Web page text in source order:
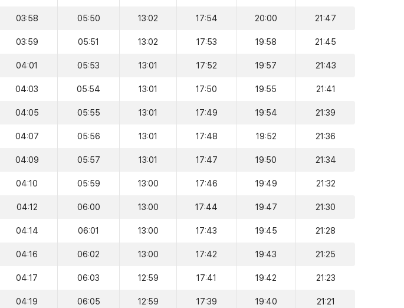
03:58 05:50 13:02 17:54 20:00 21:47
03:59 05:51 13:02 17:53 19:58 21:45
04:01 05:53 13:01 17:52 19:57 21:43
04:03 05:54 13:01 17:50 19:55 21:41
04:05 05:55 13:01 17:49 19:54 21:39
04:07 05:56 13:01 17:48 19:52 21:36
04:09 05:57 13:01 17:47 19:50 21:34
04:10 05:59 13:00 17:46 19:49 21:32
04:12 06:00 13:00 17:44 19:47 21:30
04:14 06:01 13:00 17:43 19:45 21:28
04:16 06:02 13:00 17:42 19:43 21:25
04:17 06:03 12:59 17:41 19:42 21:23
04:19 06:05 12:59 17:39 19:40 21:21